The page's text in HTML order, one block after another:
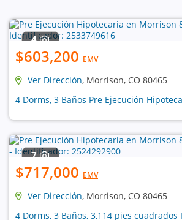
4
$603,200 EMV
Ver Dirección, Morrison, CO 80465
4 Dorms, 3 Baños Pre Ejecución
7
$717,000 EMV
Ver Dirección, Morrison, CO 80465
4 Dorms, 3 Baños, 3,114 pies cuadrados